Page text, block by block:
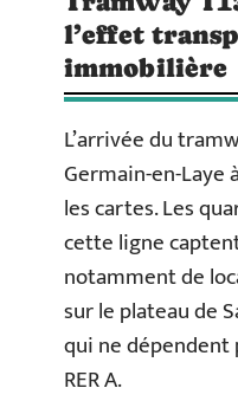
l’effet
immobilière
L’arrivée du
Germain-en-Laye
les cartes. Les
cette ligne
notamment de
sur le plateau de
qui ne dépendent
RER A.